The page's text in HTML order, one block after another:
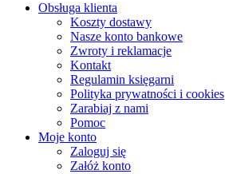
Obsługa klienta
Koszty dostawy
Nasze konto bankowe
Zwroty i reklamacje
Kontakt
Regulamin księgarni
Polityka prywatności i cookies
Zarabiaj z nami
Pomoc
Moje konto
Zaloguj się
Załóż konto